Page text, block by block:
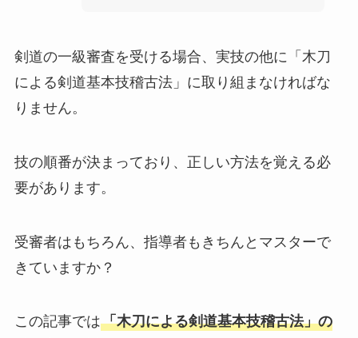
剣道の一級審査を受ける場合、実技の他に「木刀
による剣道基本技稽古法」に取り組まなければな
りません。
技の順番が決まっており、正しい方法を覚える必
要があります。
受審者はもちろん、指導者もきちんとマスターで
きていますか？
この記事では「木刀による剣道基本技稽古法」の